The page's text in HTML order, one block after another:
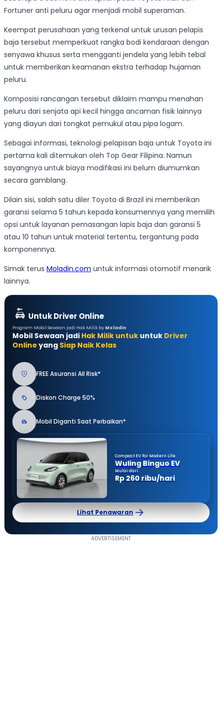
Fortuner anti peluru agar menjadi mobil superaman.
Keempat perusahaan yang terkenal untuk urusan pelapis
baja tersebut memperkuat rangka bodi kendaraan dengan
senyawa khusus serta mengganti jendela yang lebih tebal
untuk memberikan keamanan ekstra terhadap hujaman
peluru.
Komposisi rancangan tersebut diklaim mampu menahan
peluru dari senjata api kecil hingga ancaman fisik lainnya
yang diayun dari tongkat pemukul atau pipa logam.
Sebagai informasi, teknologi pelapisan baja untuk Toyota ini
pertama kali ditemukan oleh Top Gear Filipina. Namun
sayangnya untuk biaya modifikasi ini belum diumumkan
secara gamblang.
Dilain sisi, salah satu diler Toyota di Brazil ini memberikan
garansi selama 5 tahun kepada konsumennya yang memilih
opsi untuk layanan pemasangan lapis baja dan garansi 5
atau 10 tahun untuk material tertentu, tergantung pada
komponennya.
Simak terus Moladin.com untuk informasi otomotif menarik
lainnya.
Untuk Driver Online
Program Mobil Sewaan jadi Hak Milik by Moladin
Mobil Sewaan jadi Hak Milik untuk untuk Driver
Online yang Siap Naik Kelas
FREE Asuransi All Risk*
Diskon Charge 50%
Mobil Diganti Saat Perbaikan*
Compact EV for Modern Life
Wuling Binguo EV
Mulai dari
Rp 260 ribu/hari
Lihat Penawaran